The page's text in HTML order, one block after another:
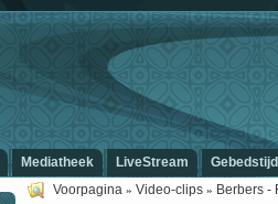
Mediatheek LiveStream
Voorpagina » Video-clips » Berbers -